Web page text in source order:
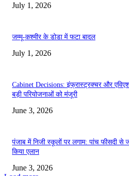
July 1, 2026
जम्मू-कश्मीर के डोडा में फटा बादल
July 1, 2026
Cabinet Decisions: इंफ्रास्ट्रक्चर और
बड़ी परियोजनाओं को मंजूरी
June 3, 2026
पंजाब में निजी स्कूलों पर लगाम: पांच फीसदी से
किया एलान
June 3, 2026